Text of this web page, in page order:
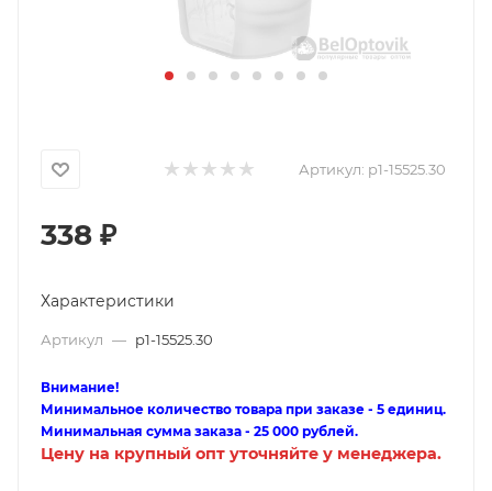
Артикул: p1-15525.30
338 ₽
Характеристики
Артикул — p1-15525.30
Внимание!
Минимальное количество товара при заказе - 5 единиц.
Минимальная сумма заказа - 25 000 рублей.
Цену на крупный опт уточняйте у менеджера.